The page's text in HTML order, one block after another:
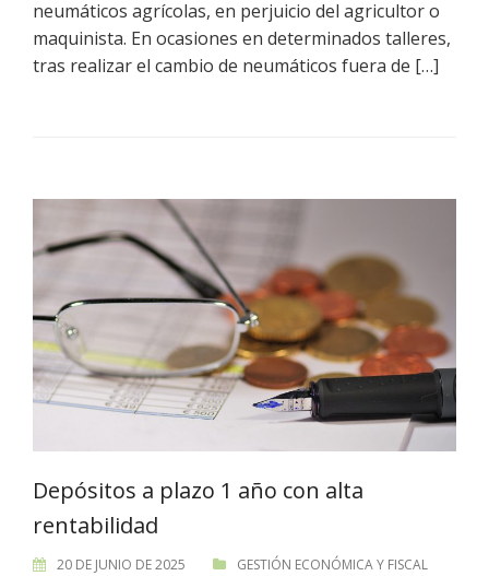
neumáticos agrícolas, en perjuicio del agricultor o
maquinista. En ocasiones en determinados talleres,
tras realizar el cambio de neumáticos fuera de […]
Depósitos a plazo 1 año con alta
rentabilidad
20 DE JUNIO DE 2025 GESTIÓN ECONÓMICA Y FISCAL